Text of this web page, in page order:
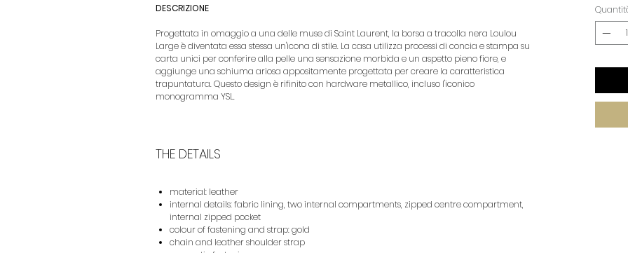
DESCRIZIONE
Progettata in omaggio a una delle muse di Saint Laurent, la borsa a tracolla nera Loulou
Large è diventata essa stessa un'icona di stile. La casa utilizza processi di concia e stampa su
carta unici per conferire alla pelle una sensazione morbida e un aspetto pieno fiore, e
aggiunge una schiuma ariosa appositamente progettata per creare la caratteristica
trapuntatura. Questo design è rifinito con hardware metallico, incluso l'iconico
monogramma YSL.
THE DETAILS
material: leather
internal details: fabric lining, two internal compartments, zipped centre compartment,
internal zipped pocket
colour of fastening and strap: gold
chain and leather shoulder strap